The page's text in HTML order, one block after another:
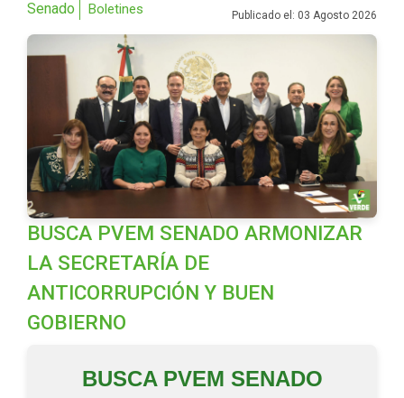
Senado Boletines Publicado el: 03 Agosto 2026
BUSCA PVEM SENADO ARMONIZAR
LA SECRETARÍA DE
ANTICORRUPCIÓN Y BUEN
GOBIERNO
BUSCA PVEM SENADO